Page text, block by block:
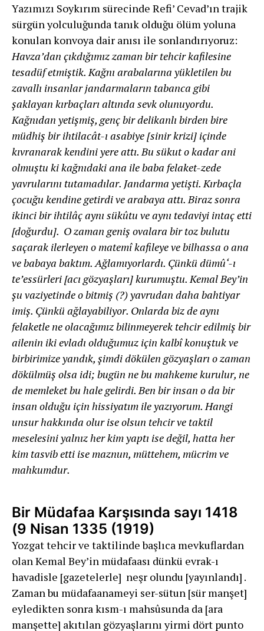
Yazımızı Soykırım sürecinde Refi’ Cevad’ın trajik
sürgün yolculuğunda tanık olduğu ölüm yoluna
konulan konvoya dair anısı ile sonlandırıyoruz:
Havza’dan çıkdığımız zaman bir tehcir kafilesine
tesadüf etmiştik. Kağnı arabalarına yükletilen bu
zavallı insanlar jandarmaların tabanca gibi
şaklayan kırbaçları altında sevk olunuyordu.
Kağnıdan yetişmiş, genç bir delikanlı birden bire
müdhiş bir ihtilacât-ı asabiye [sinir krizi] içinde
kıvranarak kendini yere attı. Bu sükut o kadar ani
olmuştu ki kağnıdaki ana ile baba felaket-zede
yavrularını tutamadılar. Jandarma yetişti. Kırbaçla
çocuğu kendine getirdi ve arabaya attı. Biraz sonra
ikinci bir ihtilâç aynı sükûtu ve aynı tedaviyi intaç etti
[doğurdu]. O zaman geniş ovalara bir toz bulutu
saçarak ilerleyen o matemî kafileye ve bilhassa o ana
ve babaya baktım. Ağlamıyorlardı. Çünkü dümû‘-ı
teʼessürleri [acı gözyaşları] kurumuştu. Kemal Bey’in
şu vaziyetinde o bitmiş (?) yavrudan daha bahtiyar
imiş. Çünkü ağlayabiliyor. Onlarda biz de aynı
felaketle ne olacağımız bilinmeyerek tehcir edilmiş bir
ailenin iki evladı olduğumuz için kalbî konuştuk ve
birbirimize yandık, şimdi dökülen gözyaşları o zaman
dökülmüş olsa idi; bugün ne bu mahkeme kurulur, ne
de memleket bu hale gelirdi. Ben bir insan o da bir
insan olduğu için hissiyatım ile yazıyorum. Hangi
unsur hakkında olur ise olsun tehcir ve taktil
meselesini yalnız her kim yaptı ise değil, hatta her
kim tasvib etti ise maznun, müttehem, mücrim ve
mahkumdur.
Bir Müdafaa Karşısında sayı 1418
(9 Nisan 1335 (1919)
Yozgat tehcir ve taktilinde başlıca mevkuflardan
olan Kemal Bey’in müdafaası dünkü evrak-ı
havadisle [gazetelerle] neşr olundu [yayınlandı] .
Zaman bu müdafaanameyi ser-sütun [sür manşet]
eyledikten sonra kısm-ı mahsûsunda da [ara
manşette] akıtılan gözyaşlarını yirmi dört punto